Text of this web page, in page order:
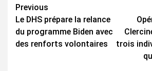
Continue
Reading
Previous
Le DHS prépare la relance
du programme Biden avec
des renforts volontaires
trois